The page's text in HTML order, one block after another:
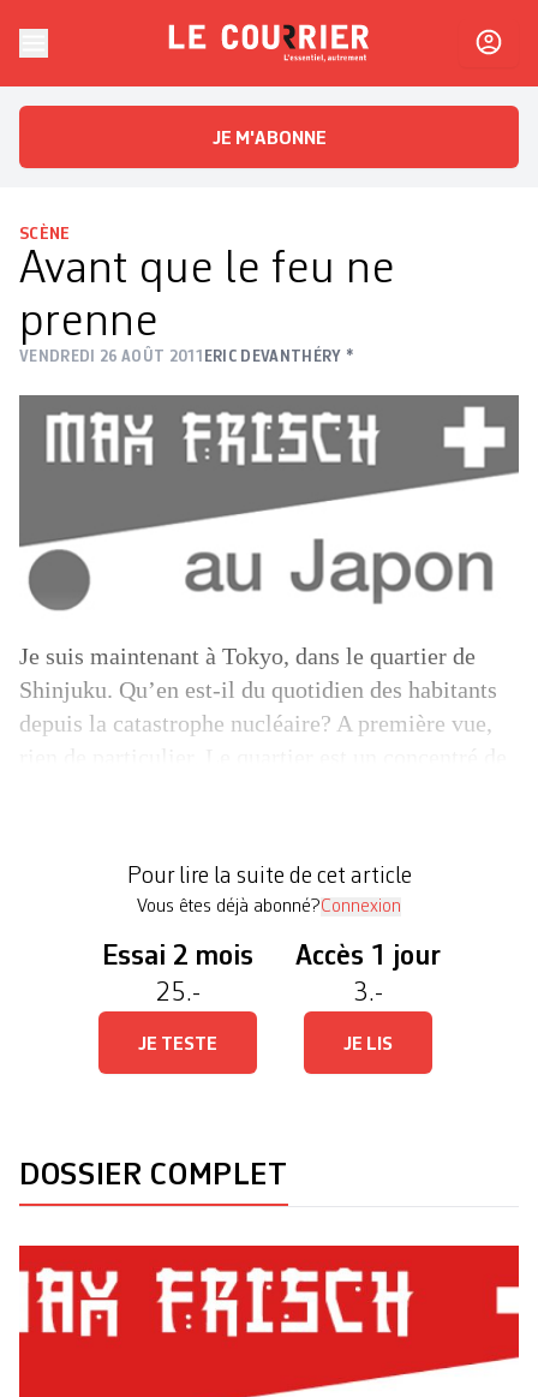
Le CourrierL'essentiel, autrement
JE M'ABONNE
SCÈNE
Avant que le feu ne
prenne
VENDREDI 26 AOÛT 2011 ERIC DEVANTHÉRY *
Je suis maintenant à Tokyo, dans le quartier de
Shinjuku. Qu’en est-il du quotidien des habitants
depuis la catastrophe nucléaire? A première vue,
la station […]
Pour lire la suite de cet article
Vous êtes déjà abonné?Connexion
Essai 2 mois
25.-
JE TESTE
Accès 1 jour
3.-
JE LIS
DOSSIER COMPLET